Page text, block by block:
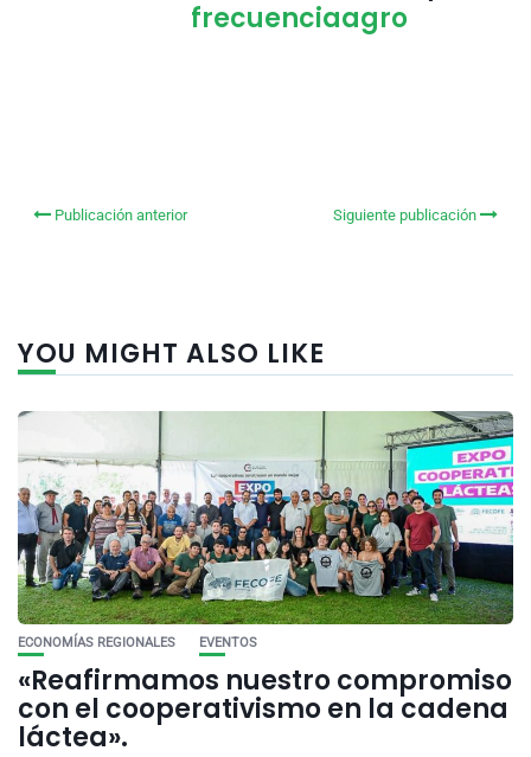
frecuenciaagro
Publicación anterior Siguiente publicación
YOU MIGHT ALSO LIKE
ECONOMÍAS REGIONALES EVENTOS
«Reafirmamos nuestro compromiso
con el cooperativismo en la cadena
láctea».